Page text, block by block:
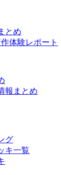
とめ
体験レポート
報まとめ
グ
キ一覧